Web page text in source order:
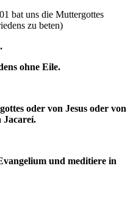
bat uns die Muttergottes
zu beten)
ohne Eile.
oder von Jesus oder von
Jacareí.
und meditiere in